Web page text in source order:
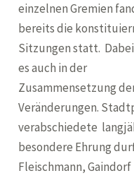
einzelnen Gremien
bereits die
Sitzungen statt.
es auch in der
Zusammensetzung
Veränderungen.
verabschiedete
besondere Ehrung
Fleischmann,